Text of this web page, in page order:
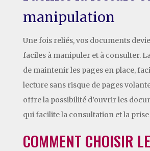
manipulation
Une fois reliés, vos documents
faciles à manipuler et à consulter.
de maintenir les pages en place,
lecture sans risque de pages
offre la possibilité d’ouvrir les
qui facilite la consultation et la prise
COMMENT CHOISIR